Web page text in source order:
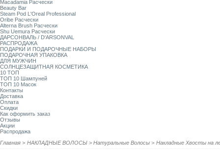
Macadamia Расчески
Beauty Bar
Steam Pod L'Oreal Professional
Oribe Расчески
Alterna Brush Расчески
Shu Uemura Расчески
ДАРСОНВАЛЬ / D'ARSONVAL
РАСПРОДАЖА
ПОДАРКИ И ПОДАРОЧНЫЕ НАБОРЫ
ПОДАРОЧНАЯ УПАКОВКА
ДЛЯ МУЖЧИН
СОЛНЦЕЗАЩИТНАЯ КОСМЕТИКА
10 ТОП
ТОП 10 Шампуней
ТОП 10 Масок
Контакты
Доставка
Оплата
Скидки
Как оформить заказ
Отзывы
Акции
Распродажа
Главная > НАКЛАДНЫЕ ВОЛОСЫ > Натуральные Волосы > Накладные Хвосты на